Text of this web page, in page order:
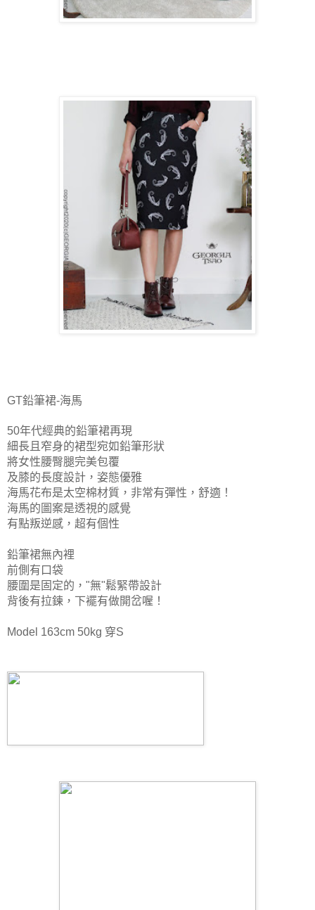
GT鉛筆裙-海馬
50年代經典的鉛筆裙再現
細長且窄身的裙型宛如鉛筆形狀
將女性腰臀腿完美包覆
及膝的長度設計，姿態優雅
海馬花布是太空棉材質，非常有彈性，舒適！
海馬的圖案是透視的感覺
有點叛逆感，超有個性
鉛筆裙無內裡
前側有口袋
腰圍是固定的，"無"鬆緊帶設計
背後有拉鍊，下襬有做開岔喔！
Model 163cm 50kg 穿S